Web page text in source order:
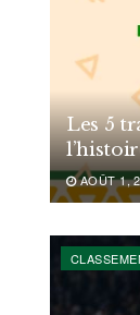
Les 5
AOÛT 1,